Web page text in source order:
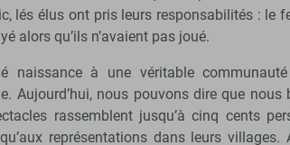
lés élus ont pris leurs responsabilités : le
alors qu’ils n’avaient pas joué.
naissance à une véritable
Aujourd’hui, nous pouvons dire que nous
rassemblent jusqu’à cinq cents
représentations dans leurs